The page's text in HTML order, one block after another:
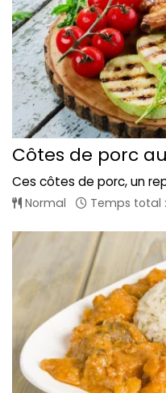
Côtes de porc
Ces côtes de porc, un
Normal Temps total